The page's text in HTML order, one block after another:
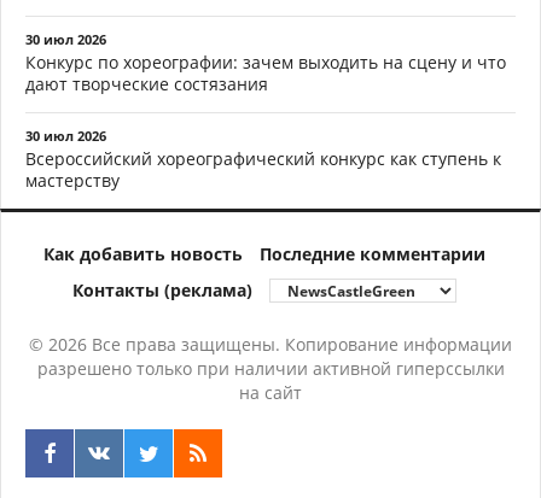
30 июл 2026
Конкурс по хореографии: зачем выходить на сцену и что
дают творческие состязания
30 июл 2026
Всероссийский хореографический конкурс как ступень к
мастерству
Как добавить новость
Последние комментарии
Контакты (реклама)
© 2026 Все права защищены. Копирование информации
разрешено только при наличии активной гиперссылки
на сайт